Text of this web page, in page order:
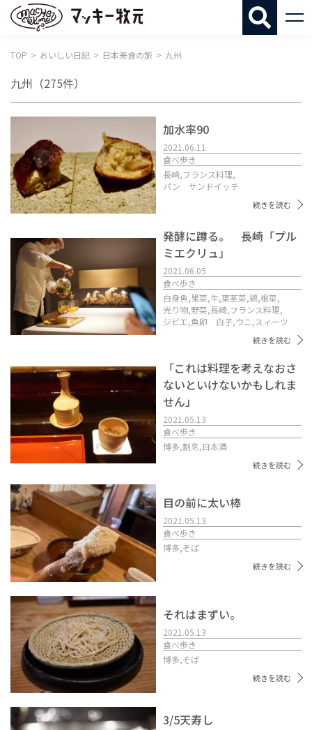
TOP おいしい日記 日本美食の旅 九州
九州 （275件）
加水率90
2021.06.11
食べ歩き
長崎,フランス料理,
パン サンドイッチ
続きを読む
発酵に蹲る。 長崎「プル
ミエクリュ」
2021.06.05
食べ歩き
白身魚,果菜,牛,葉茎菜,鶏,根菜,
光り物,野菜,長崎,フランス料理,
ジビエ,魚卵 白子,ウニ,スィーツ
続きを読む
「これは料理を考えなおさ
ないといけないかもしれま
せん」
2021.05.13
食べ歩き
博多,割烹,日本酒
続きを読む
目の前に太い棒
2021.05.13
食べ歩き
博多,そば
続きを読む
それはまずい。
2021.05.13
食べ歩き
博多,そば
続きを読む
3/5天寿し